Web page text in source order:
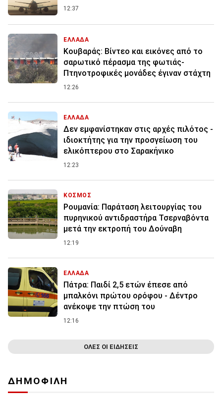
12:37
ΕΛΛΑΔΑ
Κουβαράς: Βίντεο και εικόνες από το
σαρωτικό πέρασμα της φωτιάς-
Πτηνοτροφικές μονάδες έγιναν στάχτη
12:26
ΕΛΛΑΔΑ
Δεν εμφανίστηκαν στις αρχές πιλότος -
ιδιοκτήτης για την προσγείωση του
ελικόπτερου στο Σαρακήνικο
12:23
ΚΟΣΜΟΣ
Ρουμανία: Παράταση λειτουργίας του
πυρηνικού αντιδραστήρα Τσερναβόντα
μετά την εκτροπή του Δούναβη
12:19
ΕΛΛΑΔΑ
Πάτρα: Παιδί 2,5 ετών έπεσε από
μπαλκόνι πρώτου ορόφου - Δέντρο
ανέκοψε την πτώση του
12:16
ΟΛΕΣ ΟΙ ΕΙΔΗΣΕΙΣ
ΔΗΜΟΦΙΛΗ